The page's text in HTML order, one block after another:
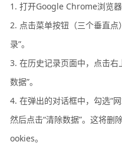
1. 打开Google Chrome浏览器
2. 点击菜单按钮（三个垂直点
录”。
3. 在历史记录页面中，点击右
数据”。
4. 在弹出的对话框中，勾选“网
然后点击“清除数据”。这将删
ookies。